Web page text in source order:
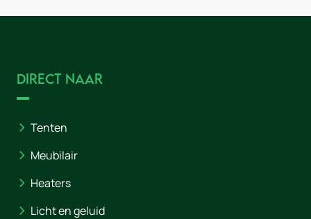
Direct naar
Tenten
Meubilair
Heaters
Licht en geluid